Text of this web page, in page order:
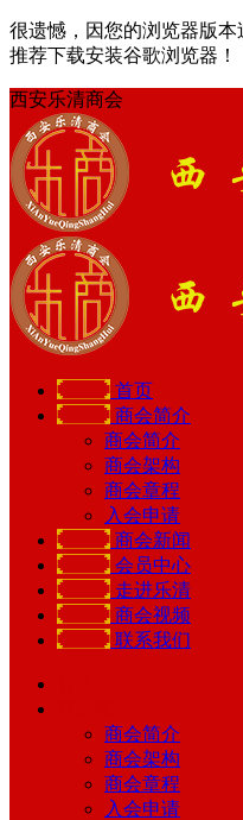
很遗憾，因您的浏览器版本
推荐下载安装谷歌浏览器！
西安乐清商会
首页
商会简介
商会简介
商会架构
商会章程
入会申请
商会新闻
会员中心
走进乐清
商会视频
联系我们
商会简介
商会架构
商会章程
入会申请